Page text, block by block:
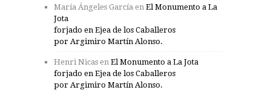
María Ángeles García en El Monumento a La
Jota
forjado en Ejea de los Caballeros
por Argimiro Martín Alonso.
Henri Nicas en El Monumento a La Jota
forjado en Ejea de los Caballeros
por Argimiro Martín Alonso.